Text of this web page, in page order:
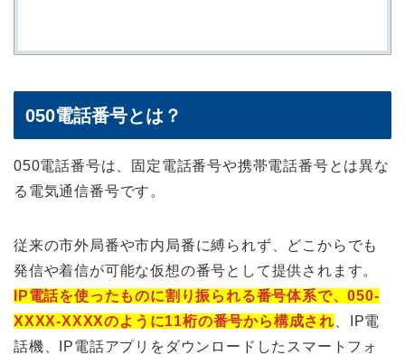
050電話番号とは？
050電話番号は、固定電話番号や携帯電話番号とは異な
る電気通信番号です。
従来の市外局番や市内局番に縛られず、どこからでも
発信や着信が可能な仮想の番号として提供されます。
IP電話を使ったものに割り振られる番号体系で、050-
XXXX-XXXXのように11桁の番号から構成され 、IP電
話機、IP電話アプリをダウンロードしたスマートフォ